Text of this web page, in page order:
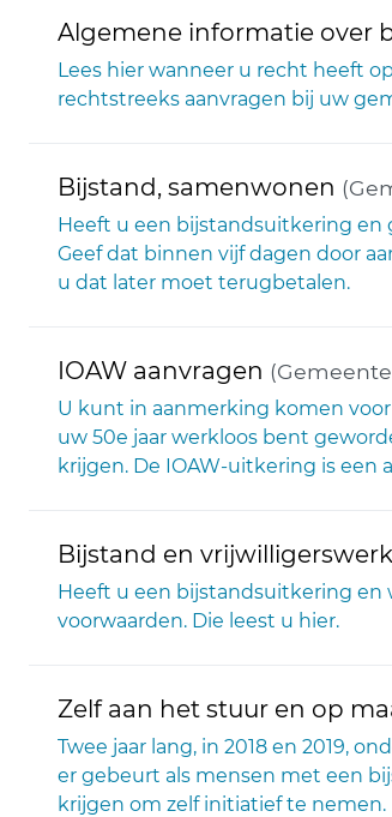
Algemene informatie over
Lees hier wanneer u recht heeft
rechtstreeks aanvragen bij uw
Bijstand, samenwonen
Heeft u een bijstandsuitkering en
Geef dat binnen vijf dagen door
u dat later moet terugbetalen.
IOAW aanvragen
U kunt in aanmerking komen voor
uw 50e jaar werkloos bent
krijgen. De IOAW-uitkering is
Bijstand en vrijwilligerswerk
Heeft u een bijstandsuitkering en
voorwaarden. Die leest u hier.
Zelf aan het stuur en op
Twee jaar lang, in 2018 en 2019,
er gebeurt als mensen met een
krijgen om zelf initiatief te nemen.